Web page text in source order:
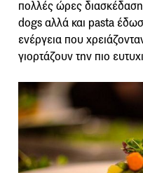
πολλές ώρες
dogs αλλά και pasta
ενέργεια που
γιορτάζουν την πιο